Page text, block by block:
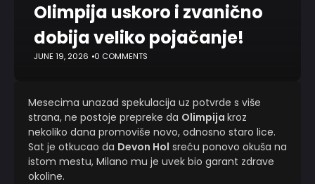
Olimpija uskoro i zvanično
dobija veliko pojačanje!
JUNE 19, 2026 0 COMMENTS
Mesecima unazad spekulacija uz potvrde s više
strana, ne postoje prepreke da Olimpija kroz
nekoliko dana promoviše novo, odnosno staro lice.
Sat je otkucao da Devon Hol sreću ponovo okuša na
istom mestu, Milano mu je uvek bio garant zdrave
okoline.